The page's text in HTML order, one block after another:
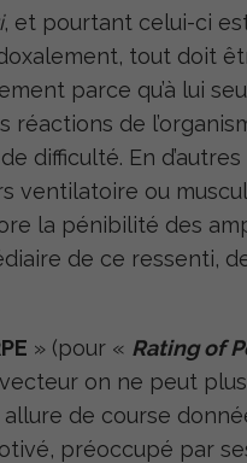
, et pourtant celui-ci
tout doit
parce qu’à lui
réactions de
difficulté. En d’autres
ou
la pénibilité des
de ce ressenti,
» (pour « Rating of
on ne peut
de course
préoccupé par